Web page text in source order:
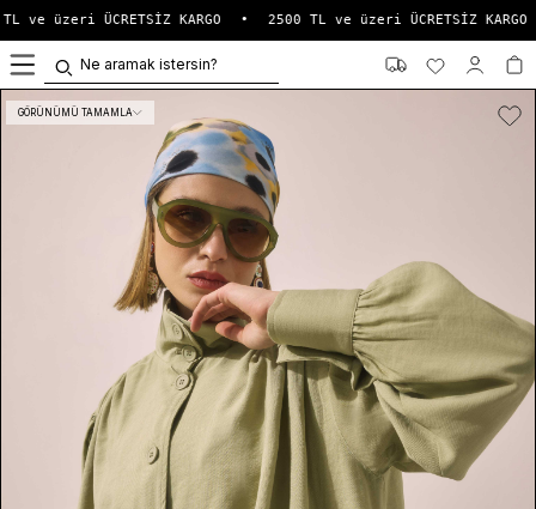
ve üzeri ÜCRETSİZ KARGO 2500 TL ve üzeri ÜCRETSİZ KARGO
GÖRÜNÜMÜ TAMAMLA